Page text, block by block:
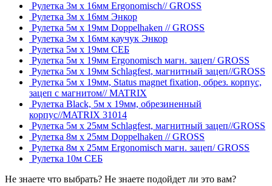
Рулетка 3м х 16мм Ergonomisch// GROSS
Рулетка 3м х 16мм Энкор
Рулетка 5м х 19мм Doppelhaken // GROSS
Рулетка 3м х 16мм каучук Энкор
Рулетка 5м х 19мм СЕБ
Рулетка 5м х 19мм Ergonomisch магн. зацеп/ GROSS
Рулетка 5м х 19мм Schlagfest, магнитный зацеп//GROSS
Рулетка 5м х 19мм, Status magnet fixation, обрез. корпус,
зацеп с магнитом// MATRIX
Рулетка Black, 5м х 19мм, обрезиненный
корпус//MATRIX 31014
Рулетка 5м х 25мм Schlagfest, магнитный зацеп//GROSS
Рулетка 8м х 25мм Doppelhaken // GROSS
Рулетка 8м х 25мм Ergonomisch магн. зацеп/ GROSS
Рулетка 10м СЕБ
Не знаете что выбрать? Не знаете подойдет ли это вам?